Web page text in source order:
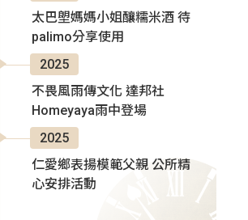
太巴塱媽媽小姐釀糯米酒 待
palimo分享使用
2025
不畏風雨傳文化 達邦社
Homeyaya雨中登場
2025
仁愛鄉表揚模範父親 公所精
心安排活動